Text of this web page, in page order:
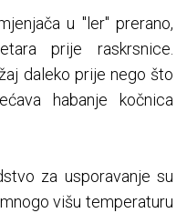
u "ler" prerano,
prije raskrsnice.
daleko prije nego što
habanje kočnica
za usporavanje su
višu temperaturu